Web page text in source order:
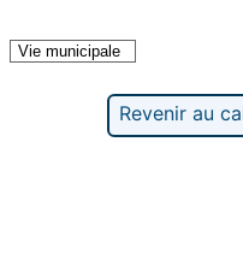
Vie municipale
Revenir au